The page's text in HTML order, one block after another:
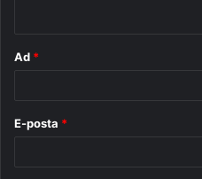
Ad *
E-posta *